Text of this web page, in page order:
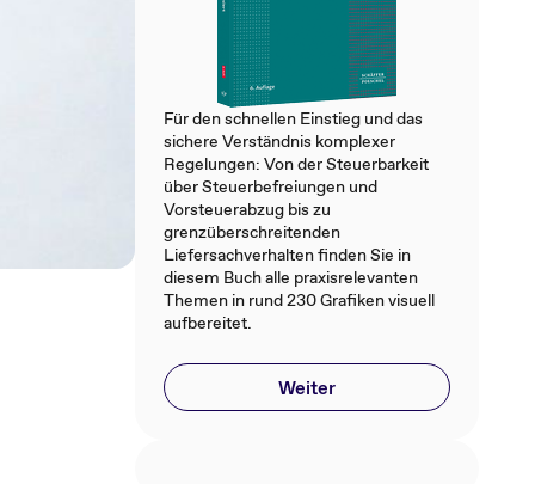
Für den schnellen Einstieg und das
sichere Verständnis komplexer
Regelungen: Von der Steuerbarkeit
über Steuerbefreiungen und
Vorsteuerabzug bis zu
grenzüberschreitenden
Liefersachverhalten finden Sie in
diesem Buch alle praxisrelevanten
Themen in rund 230 Grafiken visuell
aufbereitet.
Weiter